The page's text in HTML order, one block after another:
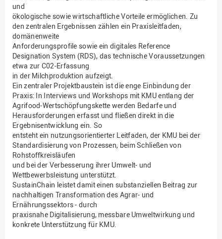
und
ökologische sowie wirtschaftliche Vorteile ermöglichen. Zu
den zentralen Ergebnissen zählen ein Praxisleitfaden,
domänenweite
Anforderungsprofile sowie ein digitales Reference
Designation System (RDS), das technische Voraussetzungen
etwa zur C02-Erfassung
in der Milchproduktion aufzeigt.
Ein zentraler Projektbaustein ist die enge Einbindung der
Praxis: In Interviews und Workshops mit KMU entlang der
Agrifood-Wertschöpfungskette werden Bedarfe und
Herausforderungen erfasst und fließen direkt in die
Ergebnisentwicklung ein. So
entsteht ein nutzungsorientierter Leitfaden, der KMU bei der
Standardisierung von Prozessen, beim Schließen von
Rohstoffkreisläufen
und bei der Verbesserung ihrer Umwelt- und
Wettbewerbsleistung unterstützt.
SustainChain leistet damit einen substanziellen Beitrag zur
nachhaltigen Transformation des Agrar- und
Ernährungssektors - durch
praxisnahe Digitalisierung, messbare Umweltwirkung und
konkrete Unterstützung für KMU.